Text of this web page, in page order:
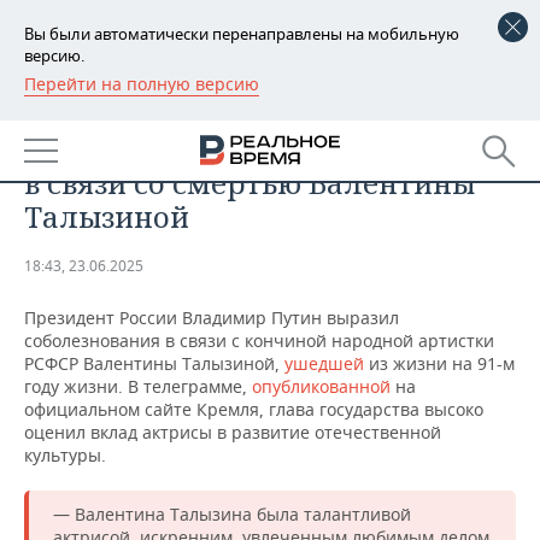
Вы были автоматически перенаправлены на мобильную
версию.
Перейти на полную версию
РЕГИОНЫ
БАШКОРТОСТАН
ТАТАРСТАН
НОВОСТИ
АНАЛИТИКА
ДЕКЛАРАЦИИ О ДОХОДАХ
КОРОЛИ ГОСЗАКАЗА ПФО
ВУЗЫ ТАТАРСТАНА
ТОРГОВЫЕ ЦЕНТРЫ
ТАТАРСТАНА
НОВОСТИ ЭКОНОМИКИ
ФИНАНСЫ
БАНКИ
ИНВЕСТИЦИИ
ПРОМЫШЛЕННОСТЬ
НОВОСТИ
ПРОМЫШЛЕННОСТИ
АГРОПРОМ
МАШИНОСТРОЕНИЕ
НЕДВИЖИМОСТЬ
НОВОСТИ НЕДВИЖИМОСТИ
АВТО
НОВОСТИ БИЗНЕСА
ТЕХНОЛОГИИ
Путин выразил соболезнования
в связи со смертью Валентины
Талызиной
18:43, 23.06.2025
Президент России Владимир Путин выразил
соболезнования в связи с кончиной народной артистки
РСФСР Валентины Талызиной, ушедшей из жизни на 91-м
году жизни. В телеграмме, опубликованной на
официальном сайте Кремля, глава государства высоко
оценил вклад актрисы в развитие отечественной
культуры.
— Валентина Талызина была талантливой